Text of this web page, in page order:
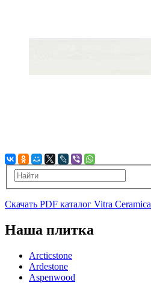
Скачать PDF каталог Vitra Ceramica
Наша плитка
Arcticstone
Ardestone
Aspenwood